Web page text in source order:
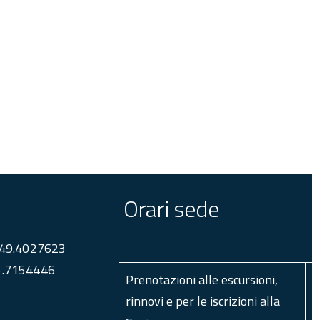
Orari sede
Prenotazioni alle escursioni,
rinnovi e per le iscrizioni alla